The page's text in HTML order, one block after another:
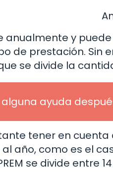
anualmente y
de prestación. Sin
se divide la
alguna ayuda
tener en
al año, como es el
se divide entre